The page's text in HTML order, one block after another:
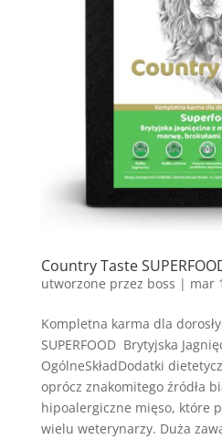
Country Taste
utworzone przez boss | mar
Kompletna karma dla
SUPERFOOD Brytyjska
OgólneSkładDodatki
oprócz znakomitego źródła
hipoalergiczne mięso, które
wielu weterynarzy. Duża